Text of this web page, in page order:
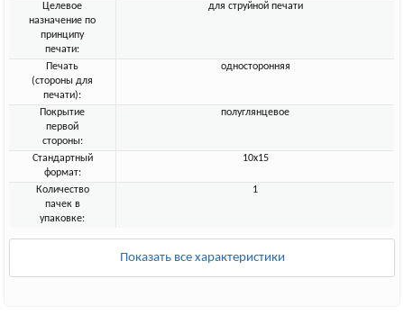
Целевое
назначение по
принципу
печати:
для струйной печати
Печать
(стороны для
печати):
односторонняя
Покрытие
первой
стороны:
полуглянцевое
Стандартный
формат:
10x15
Количество
пачек в
упаковке:
1
Показать все характеристики